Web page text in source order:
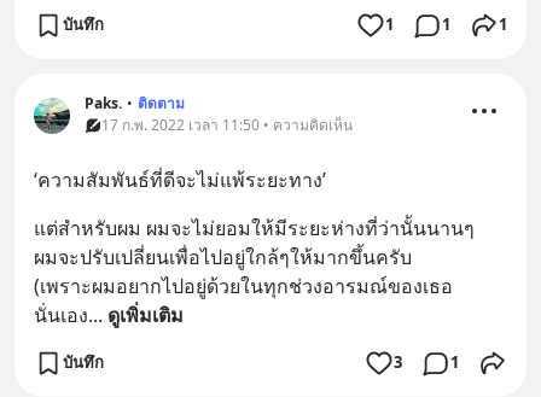
บันทึก 1 1 1
Paks. • ติดตาม
17 ก.พ. 2022 เวลา 11:50 • ความคิดเห็น
‘ความสัมพันธ์ที่ดีจะไม่แพ้ระยะทาง’
แต่สำหรับผม ผมจะไม่ยอมให้มีระยะห่างที่ว่านั้นนานๆ
ผมจะปรับเปลี่ยนเพื่อไปอยู่ใกล้ๆให้มากขึ้นครับ
(เพราะผมอยากไปอยู่ด้วยในทุกช่วงอารมณ์ของเธอ
นั่นเอง... ดูเพิ่มเติม
บันทึก 3 1